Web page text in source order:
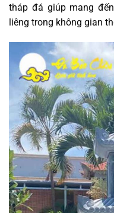
tháp đá giúp mang
liêng trong không gian